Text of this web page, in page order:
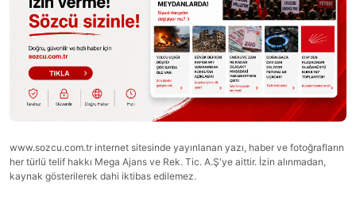
www.sozcu.com.tr internet sitesinde yayınlanan yazı, haber ve fotoğrafların
her türlü telif hakkı Mega Ajans ve Rek. Tic. A.Ş'ye aittir. İzin alınmadan,
kaynak gösterilerek dahi iktibas edilemez.